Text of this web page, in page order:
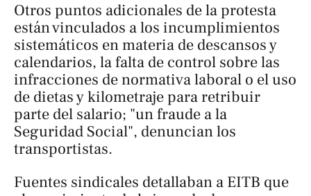
Otros puntos adicionales de la protesta
están vinculados a los incumplimientos
sistemáticos en materia de descansos y
calendarios, la falta de control sobre las
infracciones de normativa laboral o el uso
de dietas y kilometraje para retribuir
parte del salario; "un fraude a la
Seguridad Social", denuncian los
transportistas.
Fuentes sindicales detallaban a EITB que